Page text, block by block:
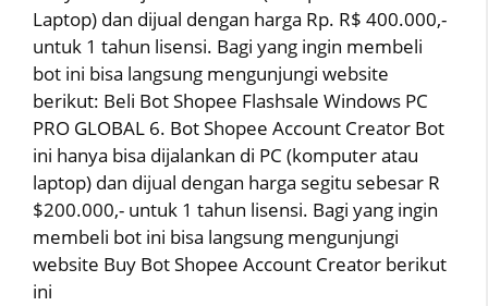
Laptop) dan dijual dengan harga Rp. R$ 400.000,-
untuk 1 tahun lisensi. Bagi yang ingin membeli
bot ini bisa langsung mengunjungi website
berikut: Beli Bot Shopee Flashsale Windows PC
PRO GLOBAL 6. Bot Shopee Account Creator Bot
ini hanya bisa dijalankan di PC (komputer atau
laptop) dan dijual dengan harga segitu sebesar R
$200.000,- untuk 1 tahun lisensi. Bagi yang ingin
membeli bot ini bisa langsung mengunjungi
website Buy Bot Shopee Account Creator berikut
ini